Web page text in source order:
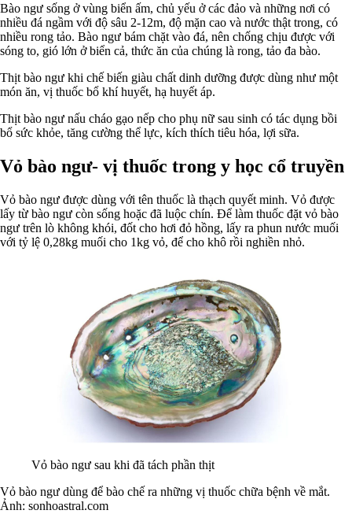
Bào ngư sống ở vùng biển ấm, chủ yếu ở các đảo và những nơi có
nhiều đá ngầm với độ sâu 2-12m, độ mặn cao và nước thật trong, có
nhiều rong tảo. Bào ngư bám chặt vào đá, nên chống chịu được với
sóng to, gió lớn ở biển cả, thức ăn của chúng là rong, tảo đa bào.
Thịt bào ngư khi chế biến giàu chất dinh dưỡng được dùng như một
món ăn, vị thuốc bổ khí huyết, hạ huyết áp.
Thịt bào ngư nấu cháo gạo nếp cho phụ nữ sau sinh có tác dụng bồi
bổ sức khỏe, tăng cường thể lực, kích thích tiêu hóa, lợi sữa.
Vỏ bào ngư- vị thuốc trong y học cổ truyền
Vỏ bào ngư được dùng với tên thuốc là thạch quyết minh. Vỏ được
lấy từ bào ngư còn sống hoặc đã luộc chín. Để làm thuốc đặt vỏ bào
ngư trên lò không khói, đốt cho hơi đỏ hồng, lấy ra phun nước muối
với tỷ lệ 0,28kg muối cho 1kg vỏ, để cho khô rồi nghiền nhỏ.
Vỏ bào ngư sau khi đã tách phần thịt
Vỏ bào ngư dùng để bào chế ra những vị thuốc chữa bệnh về mắt.
Ảnh: sonhoastral.com